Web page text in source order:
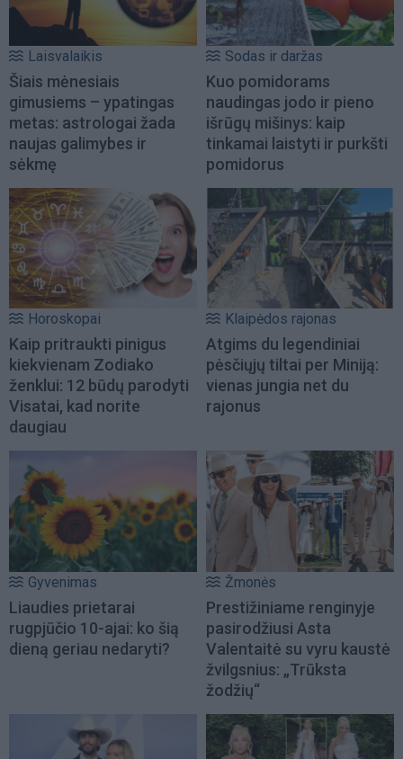
Laisvalaikis
Šiais mėnesiais
gimusiems – ypatingas
metas: astrologai žada
naujas galimybes ir
sėkmę
Sodas ir daržas
Kuo pomidorams
naudingas jodo ir pieno
išrūgų mišinys: kaip
tinkamai laistyti ir purkšti
pomidorus
Horoskopai
Kaip pritraukti pinigus
kiekvienam Zodiako
ženklui: 12 būdų parodyti
Visatai, kad norite
daugiau
Klaipėdos rajonas
Atgims du legendiniai
pėsčiųjų tiltai per Miniją:
vienas jungia net du
rajonus
Gyvenimas
Liaudies prietarai
rugpjūčio 10-ajai: ko šią
dieną geriau nedaryti?
Žmonės
Prestižiniame renginyje
pasirodžiusi Asta
Valentaitė su vyru kaustė
žvilgsnius: „Trūksta
žodžių“